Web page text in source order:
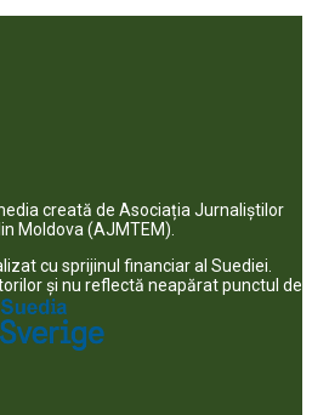
creată de Asociația Jurnaliștilor
Moldova (AJMTEM).
cu sprijinul financiar al Suediei.
şi nu reflectă neapărat punctul de